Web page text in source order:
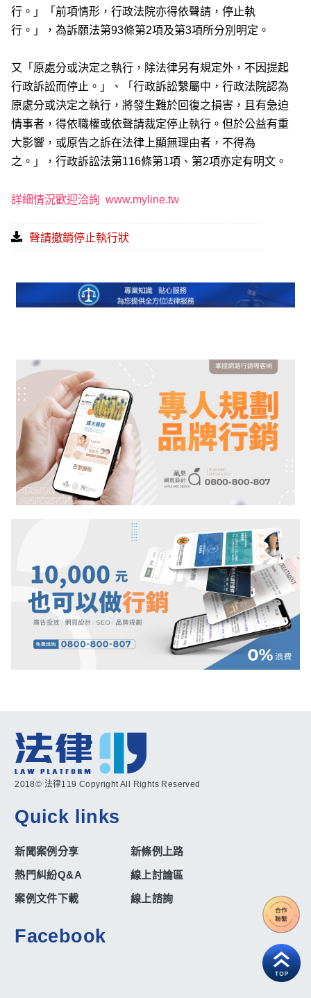
行。」「前項情形，行政法院亦得依聲請，停止執
行。」，為訴願法第93條第2項及第3項所分別明定。
又「原處分或決定之執行，除法律另有規定外，不因提起
行政訴訟而停止。」、「行政訴訟繫屬中，行政法院認為
原處分或決定之執行，將發生難於回復之損害，且有急迫
情事者，得依職權或依聲請裁定停止執行。但於公益有重
大影響，或原告之訴在法律上顯無理由者，不得為
之。」，行政訴訟法第116條第1項、第2項亦定有明文。
詳細情況歡迎洽詢www.myline.tw
聲請撤銷停止執行狀
2018© 法律119 Copyright All Rights Reserved
Quick links
新聞案例分享
新條例上路
熱門糾紛Q&A
線上討論區
案例文件下載
線上諮詢
Facebook